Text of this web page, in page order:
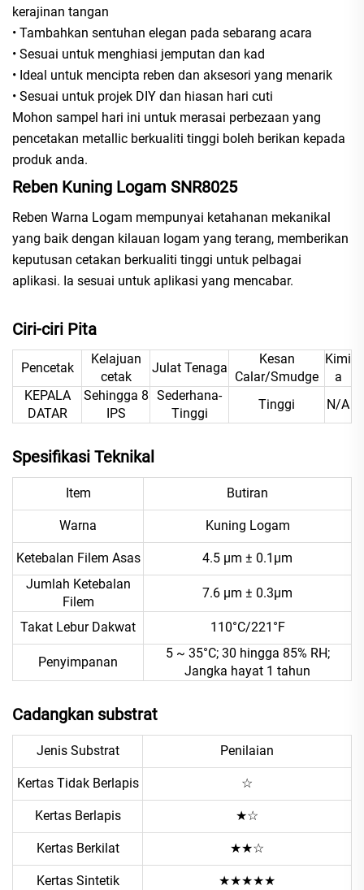
kerajinan tangan
• Tambahkan sentuhan elegan pada sebarang acara
• Sesuai untuk menghiasi jemputan dan kad
• Ideal untuk mencipta reben dan aksesori yang menarik
• Sesuai untuk projek DIY dan hiasan hari cuti
Mohon sampel hari ini untuk merasai perbezaan yang
pencetakan metallic berkualiti tinggi boleh berikan kepada
produk anda.
Reben Kuning Logam SNR8025
Reben Warna Logam mempunyai ketahanan mekanikal
yang baik dengan kilauan logam yang terang, memberikan
keputusan cetakan berkualiti tinggi untuk pelbagai
aplikasi. Ia sesuai untuk aplikasi yang mencabar.
Ciri-ciri Pita
Pencetak
Kelajuan
cetak
Julat Tenaga
Kesan
Calar/Smudge
Kimi
a
KEPALA
DATAR
Sehingga 8
IPS
Sederhana-
Tinggi
Tinggi N/A
Spesifikasi Teknikal
Item Butiran
Warna Kuning Logam
Ketebalan Filem Asas
4.5 μm ± 0.1μm
Jumlah Ketebalan
Filem
7.6 μm ± 0.3μm
Takat Lebur Dakwat 110°C/221°F
Penyimpanan
5 ~ 35°C; 30 hingga 85% RH;
Jangka hayat 1 tahun
Cadangkan substrat
Jenis Substrat Penilaian
Kertas Tidak Berlapis ☆
Kertas Berlapis ★☆
Kertas Berkilat ★★☆
Kertas Sintetik ★★★★★